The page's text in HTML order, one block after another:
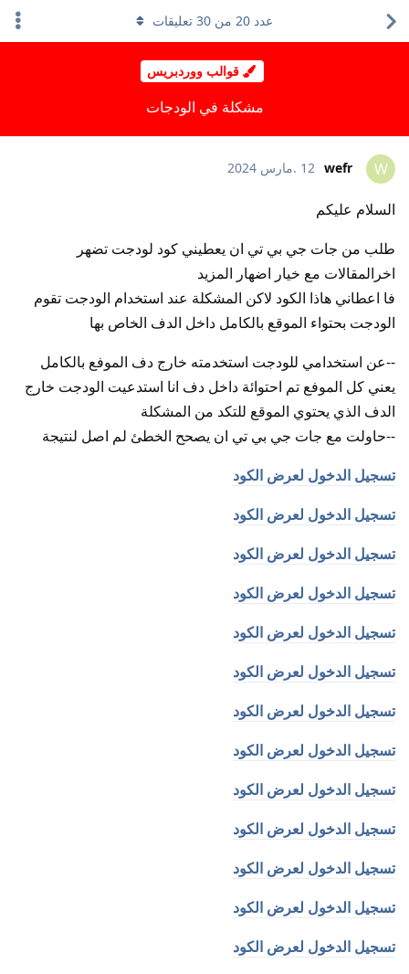
قوالب ووردبريس
مشكلة في الودجات
عدد 20 من 30 تعليقات
W
wefr 12 .مارس 2024
السلام عليكم
طلب من جات جي بي تي ان يعطيني كود لودجت تضهر
اخرالمقالات مع خيار اضهار المزيد
فا اعطاني هاذا الكود لاكن المشكلة عند استخدام الودجت تقوم
الودجت بحتواء الموقع بالكامل داخل الدف الخاص بها
--عن استخدامي للودجت استخدمته خارج دف الموفع بالكامل
يعني كل الموفع تم احتوائة داخل دف انا استدعيت الودجت خارج
الدف الذي يحتوي الموقع للتكد من المشكلة
--حاولت مع جات جي بي تي ان يصحح الخطئ لم اصل لنتيجة
تسجيل الدخول لعرض الكود
تسجيل الدخول لعرض الكود
تسجيل الدخول لعرض الكود
تسجيل الدخول لعرض الكود
تسجيل الدخول لعرض الكود
تسجيل الدخول لعرض الكود
تسجيل الدخول لعرض الكود
تسجيل الدخول لعرض الكود
تسجيل الدخول لعرض الكود
تسجيل الدخول لعرض الكود
تسجيل الدخول لعرض الكود
تسجيل الدخول لعرض الكود
تسجيل الدخول لعرض الكود